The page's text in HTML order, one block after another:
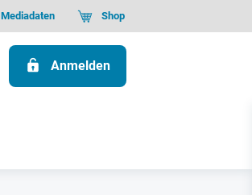
Mediadaten Shop
Anmelden